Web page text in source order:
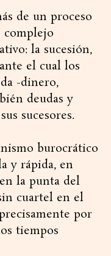
de un proceso
complejo
la sucesión,
el cual los
-dinero,
deudas y
sucesores.
burocrático
y rápida, en
la punta del
cuartel en el
por
tiempos